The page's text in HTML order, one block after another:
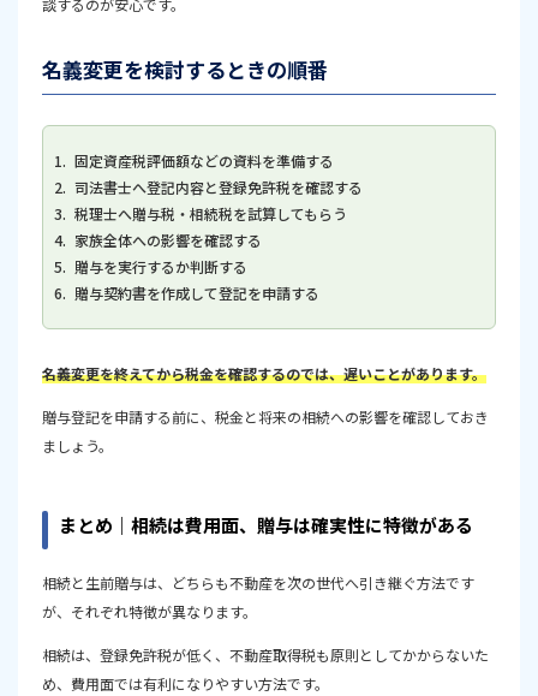
談するのが安心です。
名義変更を検討するときの順番
固定資産税評価額などの資料を準備する
司法書士へ登記内容と登録免許税を確認する
税理士へ贈与税・相続税を試算してもらう
家族全体への影響を確認する
贈与を実行するか判断する
贈与契約書を作成して登記を申請する
名義変更を終えてから税金を確認するのでは、遅いことがあります。
贈与登記を申請する前に、税金と将来の相続への影響を確認しておき
ましょう。
まとめ｜相続は費用面、贈与は確実性に特徴がある
相続と生前贈与は、どちらも不動産を次の世代へ引き継ぐ方法です
が、それぞれ特徴が異なります。
相続は、登録免許税が低く、不動産取得税も原則としてかからないた
め、費用面では有利になりやすい方法です。